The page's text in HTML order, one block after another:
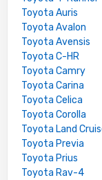
Toyota Auris
Toyota Avalon
Toyota Avensis
Toyota C-HR
Toyota Camry
Toyota Carina
Toyota Celica
Toyota Corolla
Toyota Land
Toyota Previa
Toyota Prius
Toyota Rav-4